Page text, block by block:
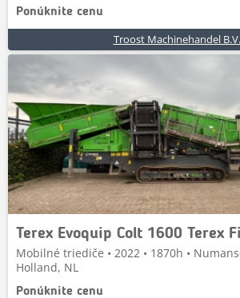
Ponúknite cenu
Troost Machinehandel B.V.
Terex Evoquip Colt 1600 Terex
Mobilné triediče • 2022 • 1870h •
Holland, NL
Ponúknite cenu